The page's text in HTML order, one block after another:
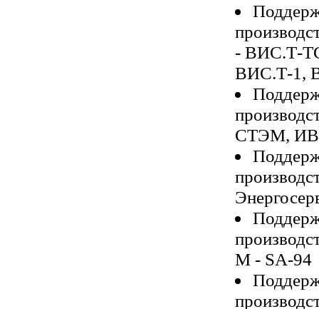
- ВИС.Т-
ВИС.Т-1,
СТЭМ,
М - SA-94